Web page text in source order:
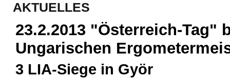
AKTUELLES
23.2.2013 "Österreich-Tag"
Ungarischen
3 LIA-Siege in Györ